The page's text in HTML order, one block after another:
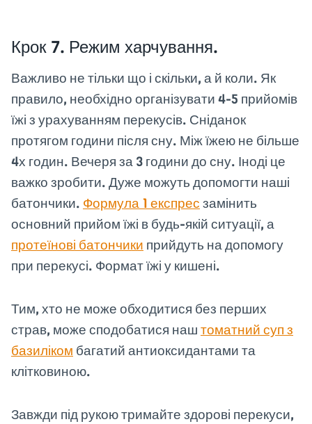
Крок 7. Режим харчування.
Важливо не тільки що і скільки, а й коли. Як
правило, необхідно організувати 4-5 прийомів
їжі з урахуванням перекусів. Сніданок
протягом години після сну. Між їжею не більше
4х годин. Вечеря за 3 години до сну. Іноді це
важко зробити. Дуже можуть допомогти наші
батончики. Формула 1 експрес замінить
основний прийом їжі в будь-якій ситуації, а
протеїнові батончики прийдуть на допомогу
при перекусі. Формат їжі у кишені.
Тим, хто не може обходитися без перших
страв, може сподобатися наш томатний суп з
базиліком багатий антиоксидантами та
клітковиною.
Завжди під рукою тримайте здорові перекуси,